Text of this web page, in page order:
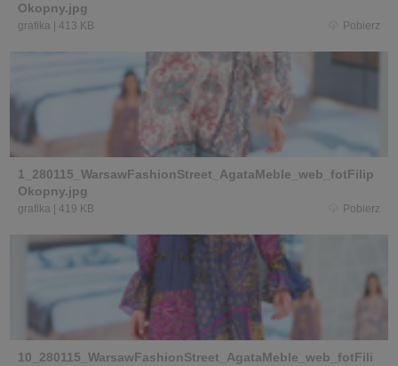
Okopny.jpg
grafika 413 KB Pobierz
1_280115_WarsawFashionStreet_AgataMeble_web_fotFilip
Okopny.jpg
grafika 419 KB Pobierz
10_280115_WarsawFashionStreet_AgataMeble_web_fotFili